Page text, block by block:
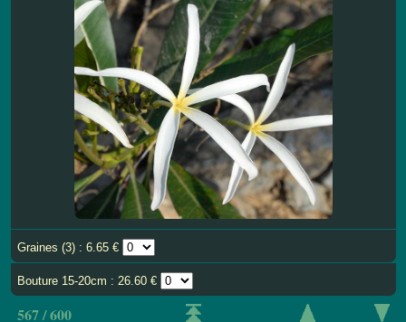
Graines (3) : 6.65 €
Bouture 15-20cm : 26.60 €
567 / 600